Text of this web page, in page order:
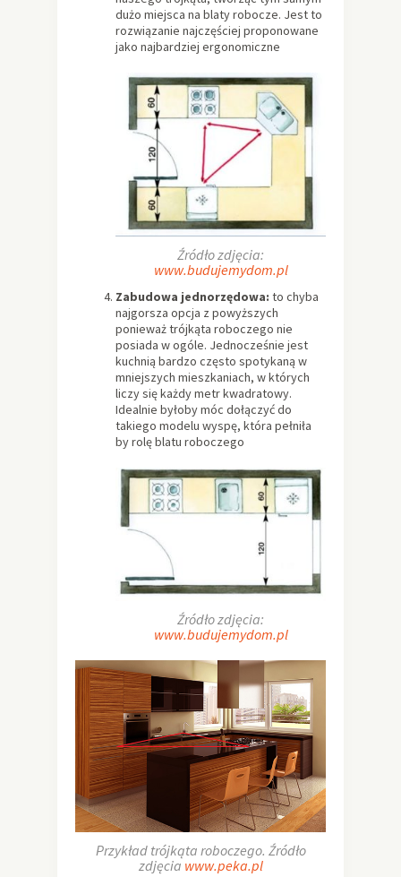
dużo miejsca na blaty robocze. Jest to
rozwiązanie najczęściej proponowane
jako najbardziej ergonomiczne
Źródło zdjęcia:
www.budujemydom.pl
Zabudowa jednorzędowa: to chyba
najgorsza opcja z powyższych
ponieważ trójkąta roboczego nie
posiada w ogóle. Jednocześnie jest
kuchnią bardzo często spotykaną w
mniejszych mieszkaniach, w których
liczy się każdy metr kwadratowy.
Idealnie byłoby móc dołączyć do
takiego modelu wyspę, która pełniła
by rolę blatu roboczego
Źródło zdjęcia:
www.budujemydom.pl
Przykład trójkąta roboczego. Źródło
zdjęcia www.peka.pl